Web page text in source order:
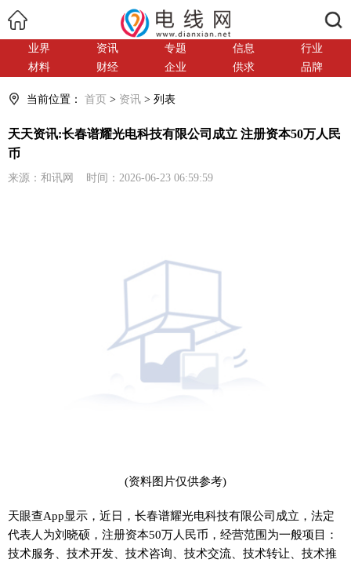
业界 资讯 专题 信息
行业
材料
财经 企业 供求 品牌
当前位置： 首页 > 资讯 > 列表
天天资讯:长春谱耀光电科技有限公司成立 注册资本50万人民
币
来源：和讯网 时间：2026-06-23 06:59:59
(资料图片仅供参考)
天眼查App显示，近日，长春谱耀光电科技有限公司成立，法定
代表人为刘晓硕，注册资本50万人民币，经营范围为一般项目：
技术服务、技术开发、技术咨询、技术交流、技术转让、技术推